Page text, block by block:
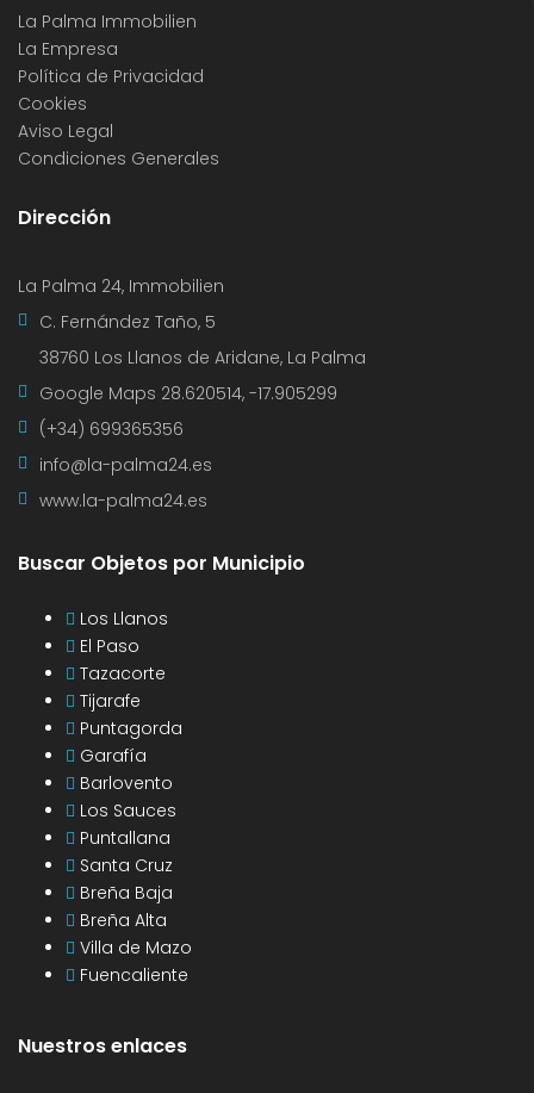
La Palma Immobilien
La Empresa
Política de Privacidad
Cookies
Aviso Legal
Condiciones Generales
Dirección
La Palma 24, Immobilien
C. Fernández Taño, 5
38760 Los Llanos de Aridane, La Palma
Google Maps 28.620514, -17.905299
(+34) 699365356
info@la-palma24.es
www.la-palma24.es
Buscar Objetos por Municipio
Los Llanos
El Paso
Tazacorte
Tijarafe
Puntagorda
Garafía
Barlovento
Los Sauces
Puntallana
Santa Cruz
Breña Baja
Breña Alta
Villa de Mazo
Fuencaliente
Nuestros enlaces